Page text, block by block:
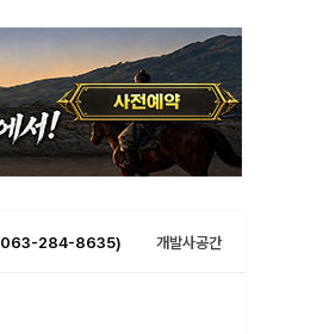
(063-284-8635) 개발사공간